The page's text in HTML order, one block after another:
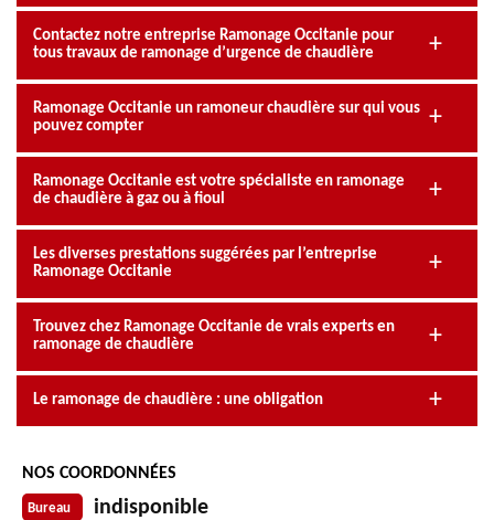
Contactez notre entreprise Ramonage Occitanie pour
tous travaux de ramonage d’urgence de chaudière
Ramonage Occitanie un ramoneur chaudière sur qui vous
pouvez compter
Ramonage Occitanie est votre spécialiste en ramonage
de chaudière à gaz ou à fioul
Les diverses prestations suggérées par l’entreprise
Ramonage Occitanie
Trouvez chez Ramonage Occitanie de vrais experts en
ramonage de chaudière
Le ramonage de chaudière : une obligation
NOS COORDONNÉES
Bureau indisponible